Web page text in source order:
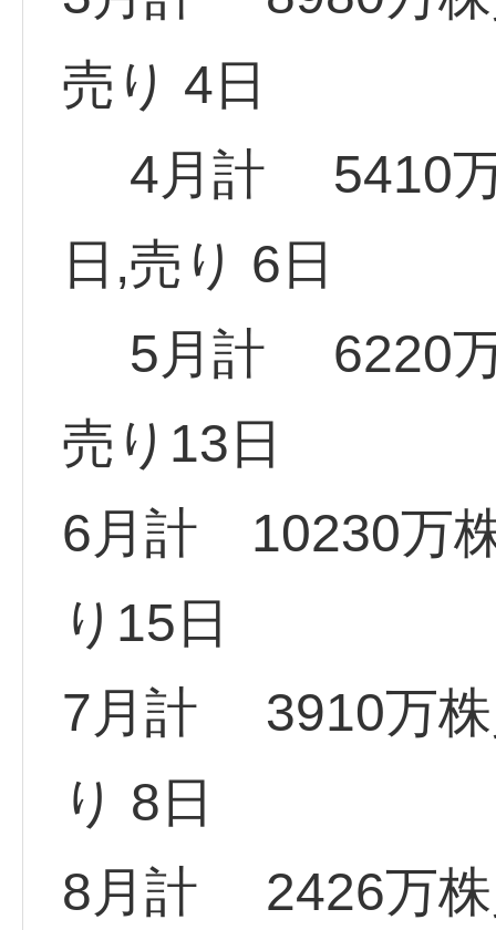
売り 4日
4月計 5410万
日,売り 6日
5月計 6220万
売り13日
6月計 10230万
り15日
7月計 3910万株
り 8日
8月計 2426万株